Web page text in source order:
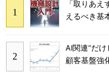
「取りあ
えるべき基
AI関連“だ
顧客基盤強